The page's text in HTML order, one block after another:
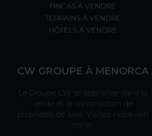
FINCAS À VENDRE
TERRAINS À VENDRE
HÔTELS À VENDRE
CW GROUPE À MENORCA
Le Groupe CW se spécialise dans la
vente et la construction de
propriétés de luxe. Visitez notre lien
social.